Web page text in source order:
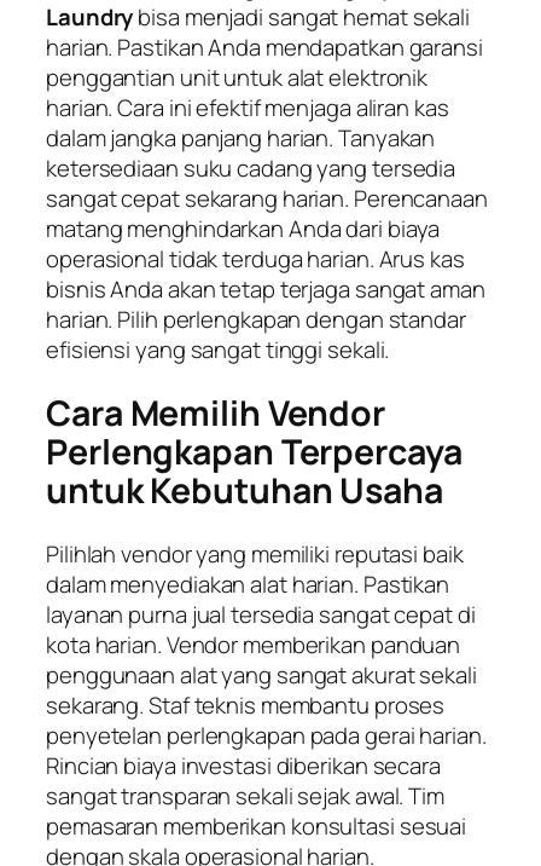
Laundrybisa menjadi sangat hemat sekali
harian. Pastikan Anda mendapatkan garansi
penggantian unit untuk alat elektronik
harian. Cara ini efektif menjaga aliran kas
dalam jangka panjang harian. Tanyakan
ketersediaan suku cadang yang tersedia
sangat cepat sekarang harian. Perencanaan
matang menghindarkan Anda dari biaya
operasional tidak terduga harian. Arus kas
bisnis Anda akan tetap terjaga sangat aman
harian. Pilih perlengkapan dengan standar
efisiensi yang sangat tinggi sekali.
Cara Memilih Vendor
Perlengkapan Terpercaya
untuk Kebutuhan Usaha
Pilihlah vendor yang memiliki reputasi baik
dalam menyediakan alat harian. Pastikan
layanan purna jual tersedia sangat cepat di
kota harian. Vendor memberikan panduan
penggunaan alat yang sangat akurat sekali
sekarang. Staf teknis membantu proses
penyetelan perlengkapan pada gerai harian.
Rincian biaya investasi diberikan secara
sangat transparan sekali sejak awal. Tim
pemasaran memberikan konsultasi sesuai
dengan skala operasional harian.